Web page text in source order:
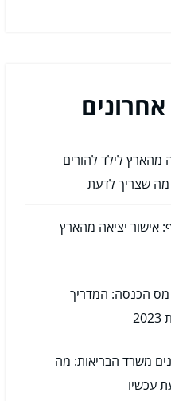
מהארץ לילד להורים
מה שצריך לדעת
אישור יציאה מהארץ
מס הכנסה: המדריך
משרד הבריאות: מה
עכשיו